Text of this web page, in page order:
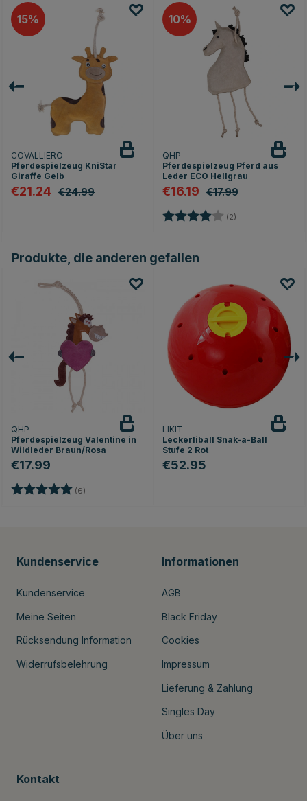
15
COVALLIERO
Pferdespielzeug KniStar
Giraffe Gelb
€21.24 €24.99
10
QHP
Pferdespielzeug Pferd aus
Leder ECO Hellgrau
€16.19 €17.99
Bewertung: (2)
Produkte, die anderen gefallen
QHP
Pferdespielzeug Valentine in
Wildleder Braun/Rosa
€17.99
Bewertung: (6)
LIKIT
Leckerliball Snak-a-Ball
Stufe 2 Rot
€52.95
Kundenservice
Kundenservice
Meine Seiten
Rücksendung Information
Widerrufsbelehrung
Informationen
AGB
Black Friday
Cookies
Impressum
Lieferung & Zahlung
Singles Day
Über uns
Kontakt